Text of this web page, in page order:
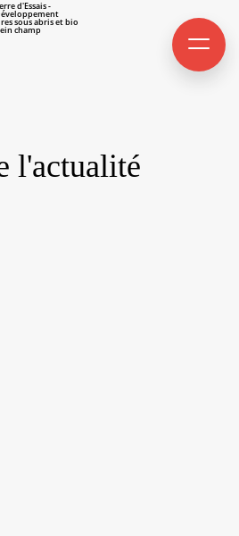
l'actualité